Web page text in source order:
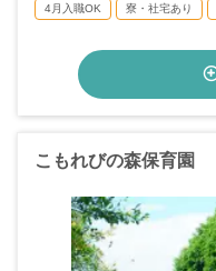
4月入職OK 寮・社宅あり
こもれびの森保育園